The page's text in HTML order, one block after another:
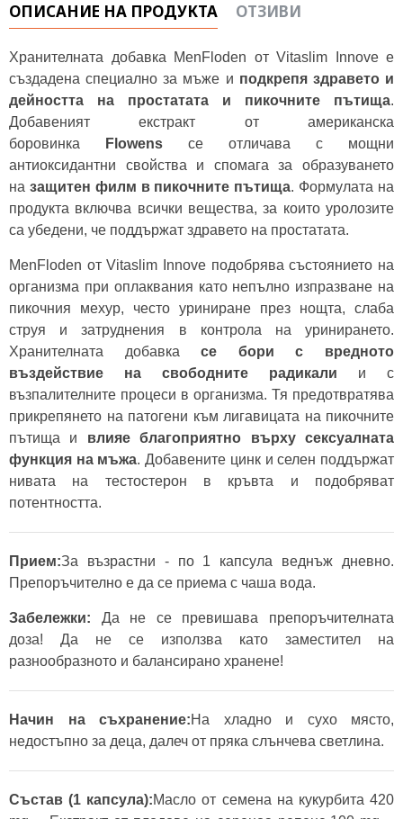
ОПИСАНИЕ НА ПРОДУКТА ОТЗИВИ
Хранителната добавка MenFloden от Vitaslim Innove е
създадена специално за мъже и подкрепя здравето и
дейността на простатата и пикочните пътища.
Добавеният екстракт от американска
боровинка Flowens се отличава с мощни
антиоксидантни свойства и спомага за образуването
на защитен филм в пикочните пътища. Формулата на
продукта включва всички вещества, за които уролозите
са убедени, че поддържат здравето на простатата.
MenFloden от Vitaslim Innove подобрява състоянието на
организма при оплаквания като непълно изпразване на
пикочния мехур, често уриниране през нощта, слаба
струя и затруднения в контрола на уринирането.
Хранителната добавкасе бори с вредното
въздействие на свободните радикали и с
възпалителните процеси в организма. Тя предотвратява
прикрепянето на патогени към лигавицата на пикочните
пътища и влияе благоприятно върху сексуалната
функция на мъжа. Добавените цинк и селен поддържат
нивата на тестостерон в кръвта и подобряват
потентността.
Прием:За възрастни - по 1 капсула веднъж дневно.
Препоръчително е да се приема с чаша вода.
Забележки: Да не се превишава препоръчителната
доза! Да не се използва като заместител на
разнообразното и балансирано хранене!
Начин на съхранение:На хладно и сухо място,
недостъпно за деца, далеч от пряка слънчева светлина.
Състав (1 капсула):Масло от семена на кукурбита 420